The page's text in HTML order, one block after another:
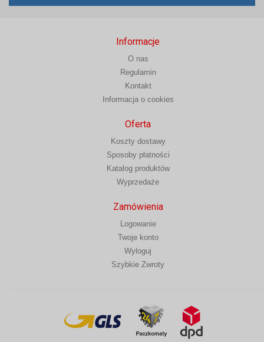
Informacje
O nas
Regulamin
Kontakt
Informacja o cookies
Oferta
Koszty dostawy
Sposoby płatności
Katalog produktów
Wyprzedaże
Zamówienia
Logowanie
Twoje konto
Wyloguj
Szybkie Zwroty